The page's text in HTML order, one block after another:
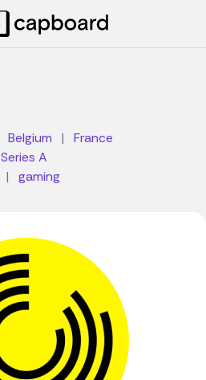
Belgium |
France
Series A
| gaming